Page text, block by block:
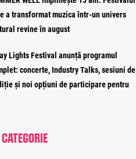
a transformat muzica într-un univers
revine în august
Lights Festival anunță programul
concerte, Industry Talks, sesiuni de
și noi opțiuni de participare pentru